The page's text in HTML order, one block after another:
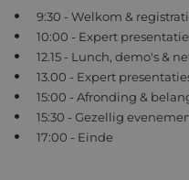
9:30 - Welkom &
10:00 - Expert
12.15 - Lunch, demo's &
13.00 - Expert
15:00 - Afronding &
15:30 - Gezellig
17:00 - Einde